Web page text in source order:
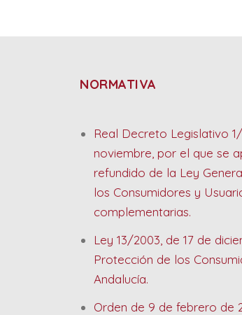
NORMATIVA
Real Decreto Legislativo
noviembre, por el que se
refundido de la Ley
los Consumidores y
complementarias.
Ley 13/2003, de 17 de
Protección de los
Andalucía.
Orden de 9 de febrero de